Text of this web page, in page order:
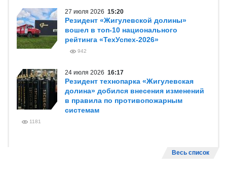
27 июля 2026 15:20
Резидент «Жигулевской долины»
вошел в топ-10 национального
рейтинга «ТехУспех-2026»
942
24 июля 2026 16:17
Резидент технопарка «Жигулевская
долина» добился внесения изменений
в правила по противопожарным
системам
1181
Весь список